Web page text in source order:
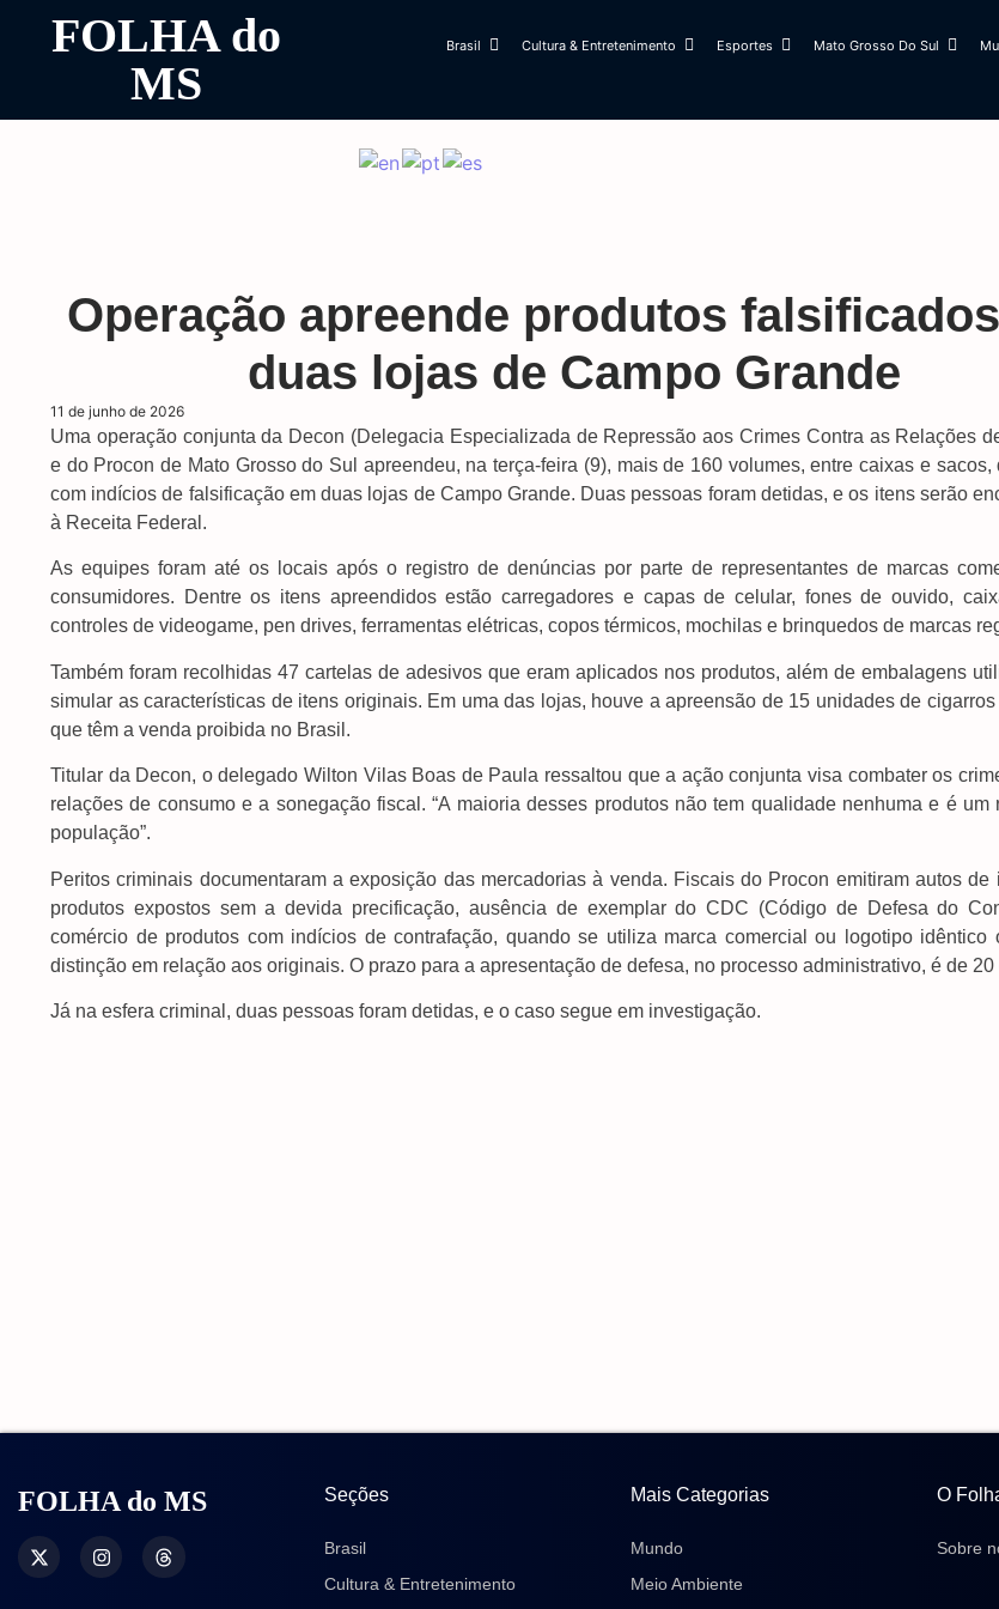
FOLHA do
MS
Brasil Cultura & Entretenimento Esportes Mato Grosso Do Sul
Operação apreende produtos
duas lojas de Campo Grande
11 de junho de 2026
Uma operação conjunta da Decon (Delegacia Especializada de Repressão aos Crimes Contra as Relações
e do Procon de Mato Grosso do Sul apreendeu, na terça-feira (9), mais de 160 volumes, entre caixas e sacos,
com indícios de falsificação em duas lojas de Campo Grande. Duas pessoas foram detidas, e os itens serão
à Receita Federal.
As equipes foram até os locais após o registro de denúncias por parte de representantes de marcas
consumidores. Dentre os itens apreendidos estão carregadores e capas de celular, fones de ouvido,
controles de videogame, pen drives, ferramentas elétricas, copos térmicos, mochilas e brinquedos de marcas
Também foram recolhidas 47 cartelas de adesivos que eram aplicados nos produtos, além de embalagens
simular as características de itens originais. Em uma das lojas, houve a apreensão de 15 unidades de cigarros
que têm a venda proibida no Brasil.
Titular da Decon, o delegado Wilton Vilas Boas de Paula ressaltou que a ação conjunta visa combater os
relações de consumo e a sonegação fiscal. “A maioria desses produtos não tem qualidade nenhuma e é um
população”.
Peritos criminais documentaram a exposição das mercadorias à venda. Fiscais do Procon emitiram autos de
produtos expostos sem a devida precificação, ausência de exemplar do CDC (Código de Defesa do
comércio de produtos com indícios de contrafação, quando se utiliza marca comercial ou logotipo idêntico
distinção em relação aos originais. O prazo para a apresentação de defesa, no processo administrativo, é de 20
Já na esfera criminal, duas pessoas foram detidas, e o caso segue em investigação.
FOLHA do MS Seções
Brasil
Cultura & Entretenimento
Mais Categorias
Mundo
Meio Ambiente
O
Sobre